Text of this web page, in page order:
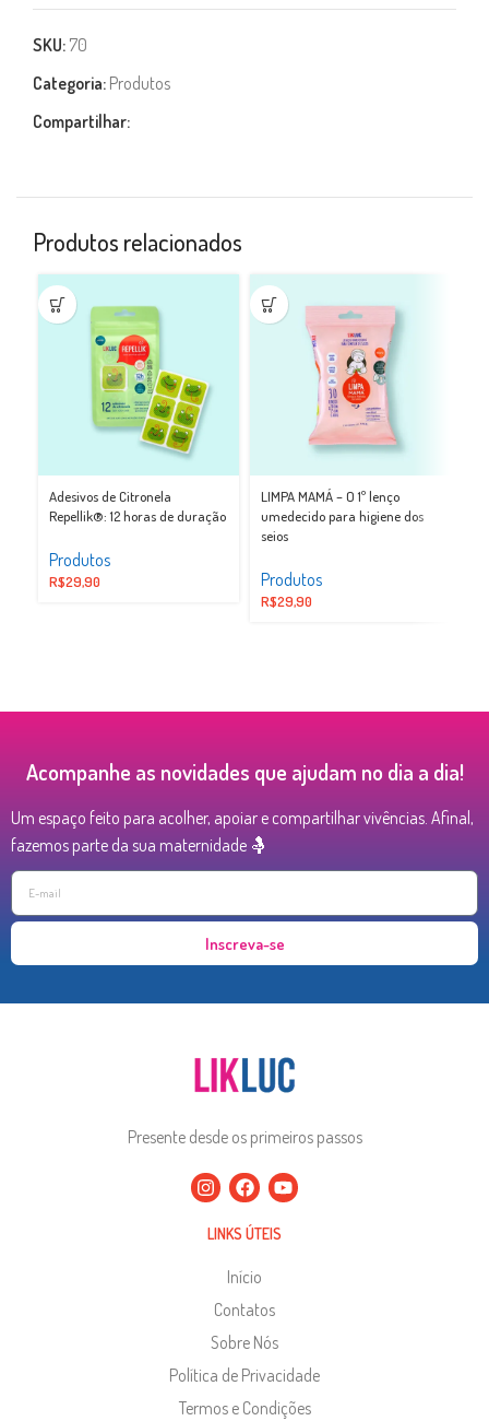
SKU: 70
Categoria: Produtos
Compartilhar:
Produtos relacionados
Adesivos de Citronela
Repellik®: 12 horas de duração
Produtos
R$29,90
LIMPA MAMÁ – O 1º lenço
umedecido para higiene dos
seios
Produtos
R$29,90
Acompanhe as novidades que ajudam no dia a dia!
Um espaço feito para acolher, apoiar e compartilhar vivências. Afinal,
fazemos parte da sua maternidade 🤱
Inscreva-se
Presente desde os primeiros passos
LINKS ÚTEIS
Início
Contatos
Sobre Nós
Política de Privacidade
Termos e Condições